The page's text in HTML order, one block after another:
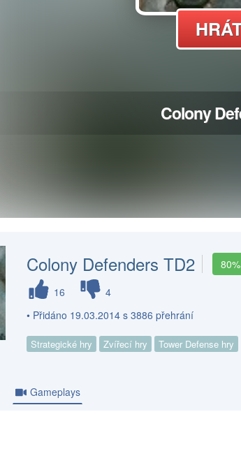
Colony Defenders TD2
80%
16
4
• Přidáno 19.03.2014 s 3886 přehrání
Strategické hry Zvířecí hry Tower Defense hry
Gameplays